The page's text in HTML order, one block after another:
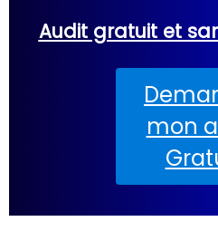
Audit gratuit et
mon